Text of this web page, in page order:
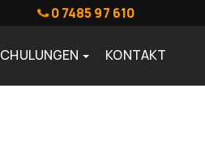
0 7485 97 610
KONTAKT